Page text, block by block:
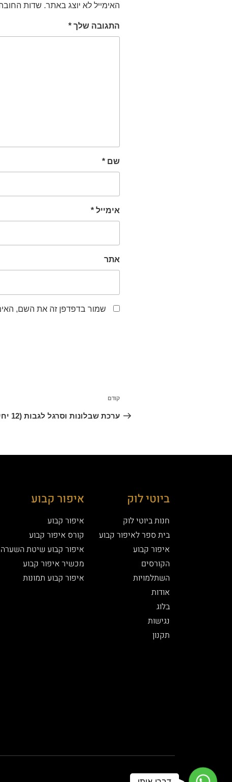
האימייל לא יוצג באתר. שדות
התגובה שלך *
שם *
אימייל *
אתר
שמור בדפדפן זה את השם,
קודם
ערכת שבלונות וסרגל לגבות (12 יחידות שונות)
ביוטי לוק
חנות ביוטי לוק
בית ספר לאיפור קבוע
איפור קבוע
הקורסים
השתלמויות
אודות
בלוג
נגישות
תקנון
איפור קבוע
איפור קבוע
קורס איפור קבוע
איפור קבוע שיטת השערה
מכשיר איפור קבוע
איפור קבוע תמונות
WhatsApp